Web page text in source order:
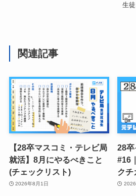
生
関連記事
【28卒マスコミ・テレビ局
就活】8月にやるべきこと
(チェックリスト)
2026年8月1日
28卒
#16
クチ